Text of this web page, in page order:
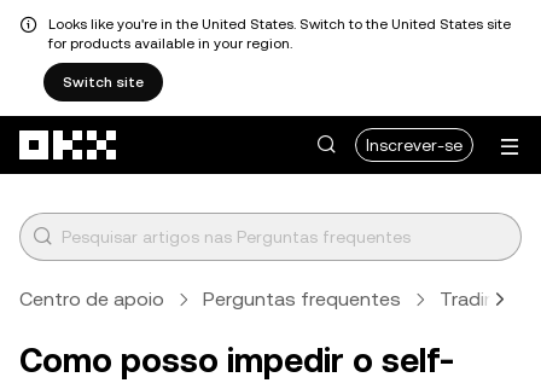
Looks like you're in the United States. Switch to the United States site
for products available in your region.
Switch site
Inscrever-se
Centro de apoio Perguntas frequentes Trading
Como posso impedir o self-